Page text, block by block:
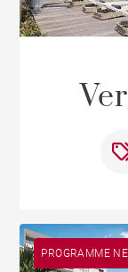
PROGRAMME